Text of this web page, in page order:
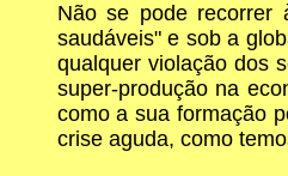
Não se pode recorrer
saudáveis" e sob a
qualquer violação dos
super-produção na
como a sua formação
crise aguda, como